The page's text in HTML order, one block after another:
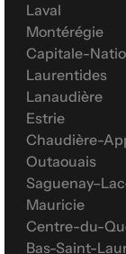
Laval
Montérégie
Capitale-
Laurentides
Lanaudière
Estrie
Chaudière-
Outaouais
Mauricie
Centre-du-
Bas-Saint-